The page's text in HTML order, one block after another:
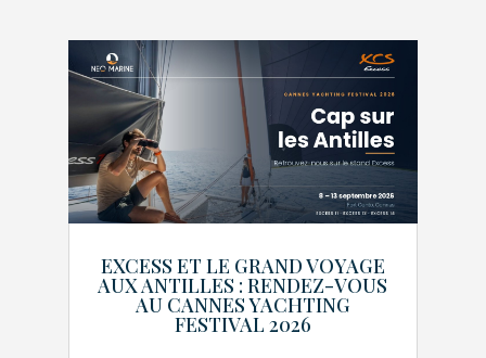
EXCESS ET LE GRAND VOYAGE
AUX ANTILLES : RENDEZ-VOUS
AU CANNES YACHTING
FESTIVAL 2026